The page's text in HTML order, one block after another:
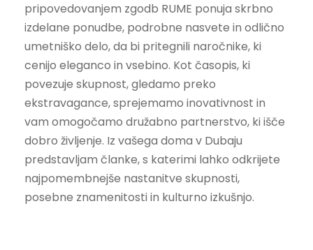
pripovedovanjem zgodb RUME ponuja skrbno
izdelane ponudbe, podrobne nasvete in odlično
umetniško delo, da bi pritegnili naročnike, ki
cenijo eleganco in vsebino. Kot časopis, ki
povezuje skupnost, gledamo preko
ekstravagance, sprejemamo inovativnost in
vam omogočamo družabno partnerstvo, ki išče
dobro življenje. Iz vašega doma v Dubaju
predstavljam članke, s katerimi lahko odkrijete
najpomembnejše nastanitve skupnosti,
posebne znamenitosti in kulturno izkušnjo.